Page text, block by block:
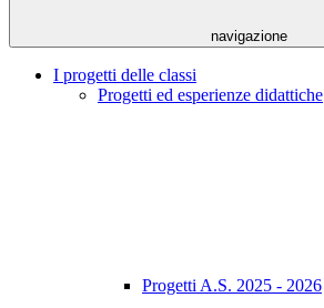
navigazione
I progetti delle classi
Progetti ed esperienze didattiche
Progetti A.S. 2025 - 2026